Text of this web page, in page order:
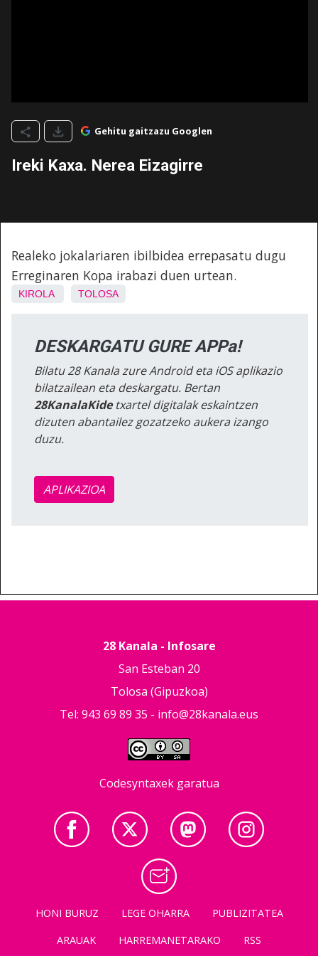
Gehitu gaitzazu Googlen
Ireki Kaxa. Nerea Eizagirre
Realeko jokalariaren ibilbidea errepasatu dugu
Erreginaren Kopa irabazi duen urtean.
KIROLA TOLOSA
DESKARGATU GURE APPa!
Bilatu 28 Kanala zure Android eta iOS aplikazio
bilatzailean eta deskargatu. Bertan
28KanalaKidetxartel digitalak eskaintzen
dizuten abantailez gozatzeko aukera izango
duzu.
APLIKAZIOA
28 Kanala - Infosare
San Esteban 20
Tolosa (Gipuzkoa)
Tel: 943 69 89 35 - info@28kanala.eus
Codesyntaxek garatua
HONI BURUZ LEGE OHARRA
PUBLIZITATEA
ARAUAK
HARREMANETARAKO RSS